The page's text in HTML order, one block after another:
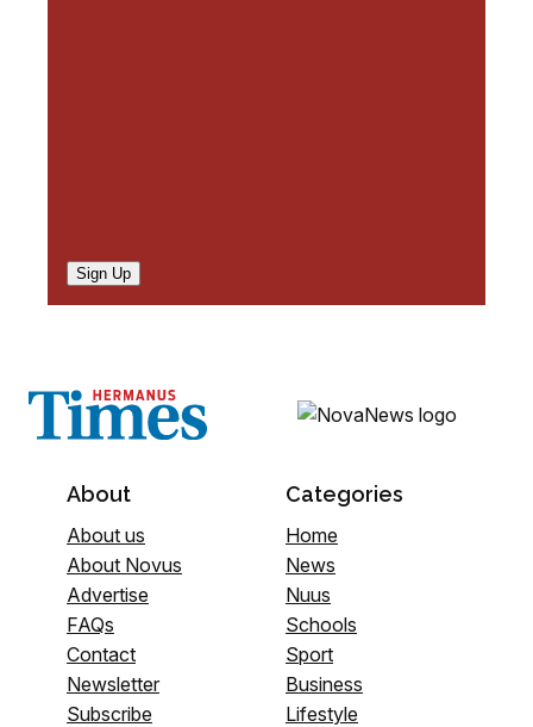
Sign Up
About
About us
About Novus
Advertise
FAQs
Contact
Newsletter
Subscribe
Categories
Home
News
Nuus
Schools
Sport
Business
Lifestyle